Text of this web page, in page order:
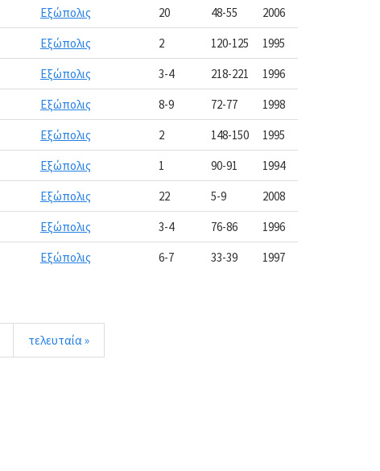
Εξώπολις 20 48-55
2006
Εξώπολις 2 120-125
1995
Εξώπολις 3-4 218-221
1996
Εξώπολις 8-9 72-77
1998
Εξώπολις 2 148-150
1995
Εξώπολις 1 90-91
1994
Εξώπολις 22 5-9
2008
Εξώπολις 3-4 76-86
1996
Εξώπολις 6-7 33-39 1997
τελευταία »